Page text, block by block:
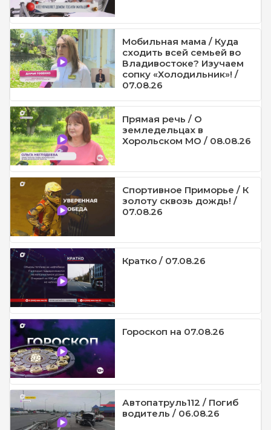
Мобильная мама / Куда
сходить всей семьей во
Владивостоке? Изучаем
сопку «Холодильник»! /
07.08.26
Прямая речь / О
земледельцах в
Хорольском МО / 08.08.26
Спортивное Приморье / К
золоту сквозь дождь! /
07.08.26
Кратко / 07.08.26
Гороскоп на 07.08.26
Автопатруль112 / Погиб
водитель / 06.08.26